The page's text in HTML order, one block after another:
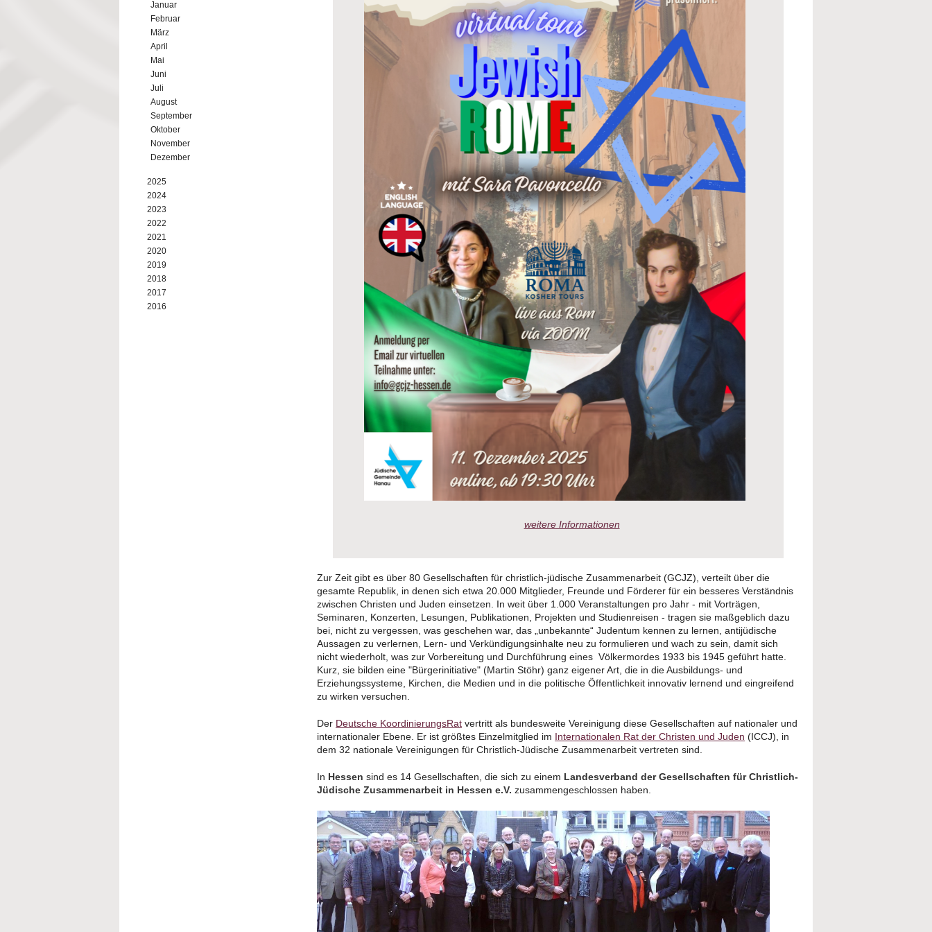
Januar
Februar
März
April
Mai
Juni
Juli
August
September
Oktober
November
Dezember
2025
2024
2023
2022
2021
2020
2019
2018
2017
2016
weitere Informationen
Zur Zeit gibt es über 80 Gesellschaften für christlich-jüdische Zusammenarbeit (GCJZ), verteilt über die
gesamte Republik, in denen sich etwa 20.000 Mitglieder, Freunde und Förderer für ein besseres Verständnis
zwischen Christen und Juden einsetzen. In weit über 1.000 Veranstaltungen pro Jahr - mit Vorträgen,
Seminaren, Konzerten, Lesungen, Publikationen, Projekten und Studienreisen - tragen sie maßgeblich dazu
bei, nicht zu vergessen, was geschehen war, das „unbekannte“ Judentum kennen zu lernen, antijüdische
Aussagen zu verlernen, Lern- und Verkündigungsinhalte neu zu formulieren und wach zu sein, damit sich
nicht wiederholt, was zur Vorbereitung und Durchführung eines Völkermordes 1933 bis 1945 geführt hatte.
Kurz, sie bilden eine "Bürgerinitiative" (Martin Stöhr) ganz eigener Art, die in die Ausbildungs- und
Erziehungssysteme, Kirchen, die Medien und in die politische Öffentlichkeit innovativ lernend und eingreifend
zu wirken versuchen.
Der Deutsche KoordinierungsRat vertritt als bundesweite Vereinigung diese Gesellschaften auf nationaler und
internationaler Ebene. Er ist größtes Einzelmitglied im Internationalen Rat der Christen und Juden (ICCJ), in
dem 32 nationale Vereinigungen für Christlich-Jüdische Zusammenarbeit vertreten sind.
In Hessen sind es 14 Gesellschaften, die sich zu einem Landesverband der Gesellschaften für Christlich-
Jüdische Zusammenarbeit in Hessen e.V. zusammengeschlossen haben.